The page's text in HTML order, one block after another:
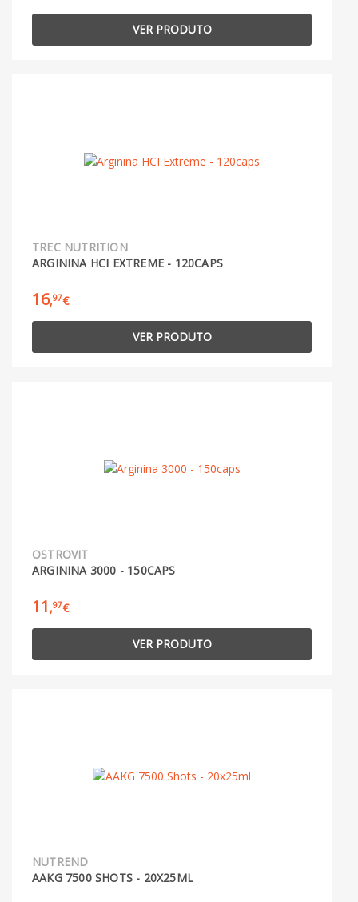
VER PRODUTO
TREC NUTRITION
ARGININA HCI EXTREME - 120CAPS
16,97€
VER PRODUTO
OSTROVIT
ARGININA 3000 - 150CAPS
11 ,97€
VER PRODUTO
NUTREND
AAKG 7500 SHOTS - 20X25ML